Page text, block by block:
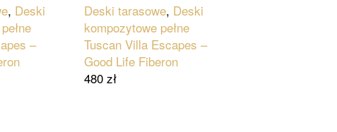
, Deski
–
Deski tarasowe, Deski
kompozytowe pełne
Tuscan Villa Escapes –
Good Life Fiberon
480 zł